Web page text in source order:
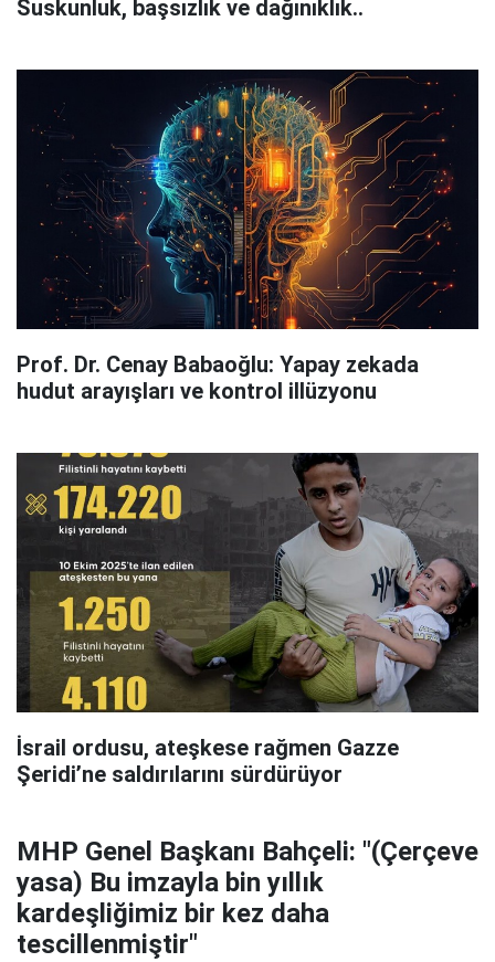
Suskunluk, başsızlık ve dağınıklık..
Prof. Dr. Cenay Babaoğlu: Yapay zekada
hudut arayışları ve kontrol illüzyonu
İsrail ordusu, ateşkese rağmen Gazze
Şeridi’ne saldırılarını sürdürüyor
MHP Genel Başkanı Bahçeli: "(Çerçeve
yasa) Bu imzayla bin yıllık
kardeşliğimiz bir kez daha
tescillenmiştir"